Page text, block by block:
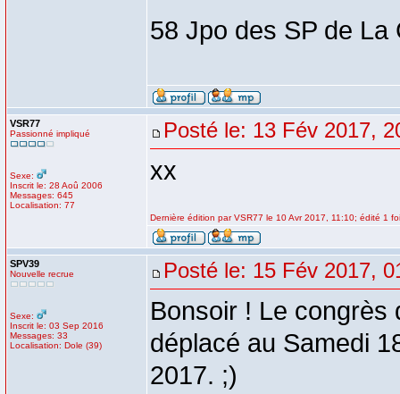
58 Jpo des SP de La
VSR77
Passionné impliqué
Sexe:
Inscrit le: 28 Aoû 2006
Messages: 645
Localisation: 77
Posté le: 13 Fév 2017,
xx
Dernière édition par VSR77 le 10 Avr 2017, 11:10; édité 1
SPV39
Nouvelle recrue
Sexe:
Inscrit le: 03 Sep 2016
Messages: 33
Localisation: Dole (39)
Posté le: 15 Fév 2017,
Bonsoir ! Le congrès
déplacé au Samedi
2017. ;)